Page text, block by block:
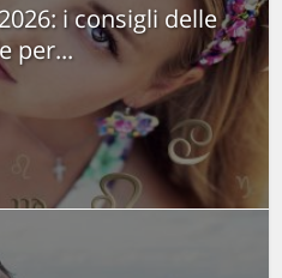
i consigli delle
per...